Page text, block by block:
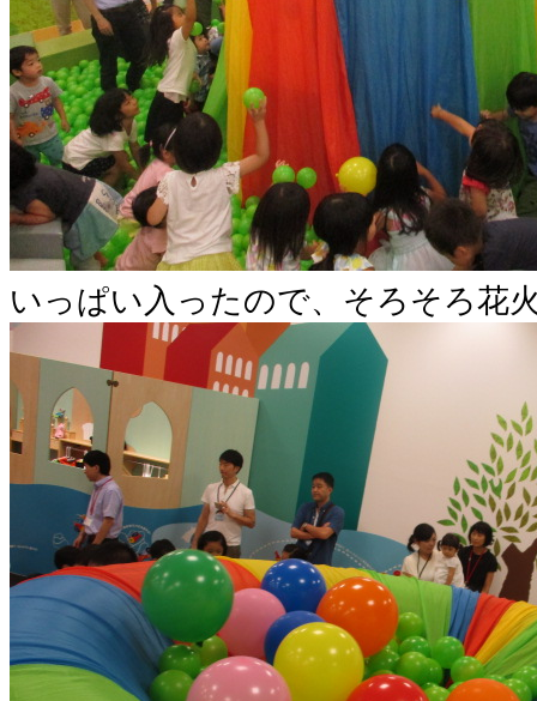
いっぱい入ったので、そろそろ花